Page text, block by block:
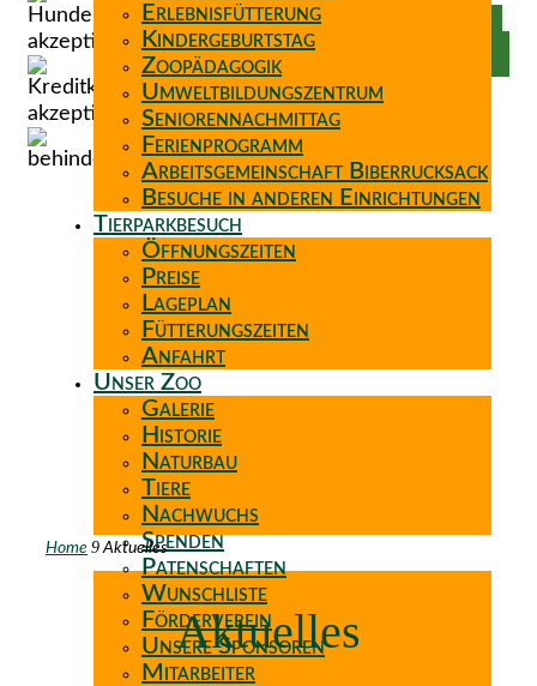
Erlebnisfütterung
Kindergeburtstag
Zoopädagogik
Umweltbildungszentrum
Seniorennachmittag
Ferienprogramm
Arbeitsgemeinschaft Biberrucksack
Besuche in anderen Einrichtungen
Tierparkbesuch
Öffnungszeiten
Preise
Lageplan
Fütterungszeiten
Anfahrt
Unser Zoo
Galerie
Historie
Naturbau
Tiere
Nachwuchs
Spenden
Patenschaften
Wunschliste
Förderverein
Unsere Sponsoren
Mitarbeiter
Home 9 Aktuelles
Aktuelles